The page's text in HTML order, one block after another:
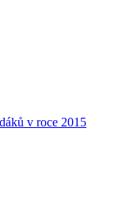
v roce 2015